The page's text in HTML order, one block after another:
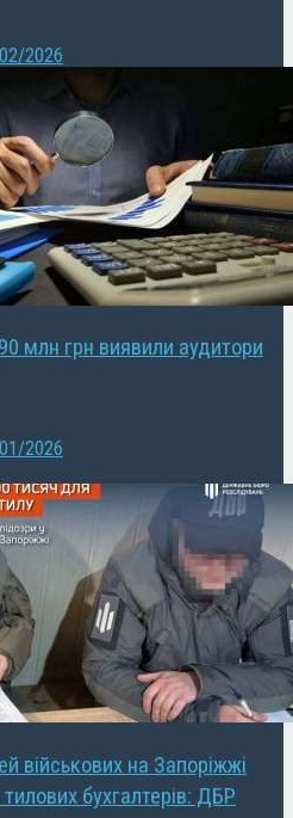
2026
млн грн виявили аудитори
2026
військових на Запоріжжі
бухгалтерів: ДБР